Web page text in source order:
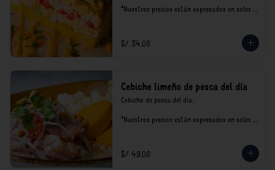
*Nuestros precios están expresados en soles e
S/ 34.00
Cebiche limeño de pesca del día
Cebiche de pesca del día.
*Nuestros precios están expresados en soles e
S/ 49.00